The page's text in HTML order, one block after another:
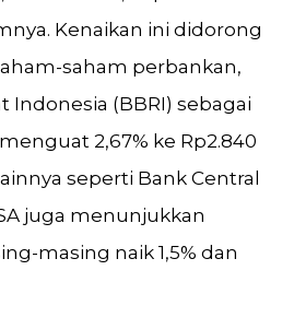
Kenaikan ini didorong
saham perbankan,
Indonesia (BBRI) sebagai
2,67% ke Rp2.840
seperti Bank Central
juga menunjukkan
masing naik 1,5% dan